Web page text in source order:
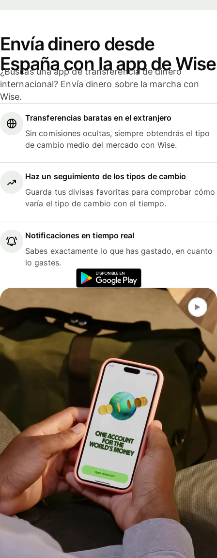
Envía dinero desde
España con la app de Wise
¿Buscas una app de transferencia de dinero
internacional? Envía dinero sobre la marcha con
Wise.
Transferencias baratas en el extranjero
Sin comisiones ocultas, siempre obtendrás el tipo
de cambio medio del mercado con Wise.
Haz un seguimiento de los tipos de cambio
Guarda tus divisas favoritas para comprobar cómo
varía el tipo de cambio con el tiempo.
Notificaciones en tiempo real
Sabes exactamente lo que has gastado, en cuanto
lo gastes.